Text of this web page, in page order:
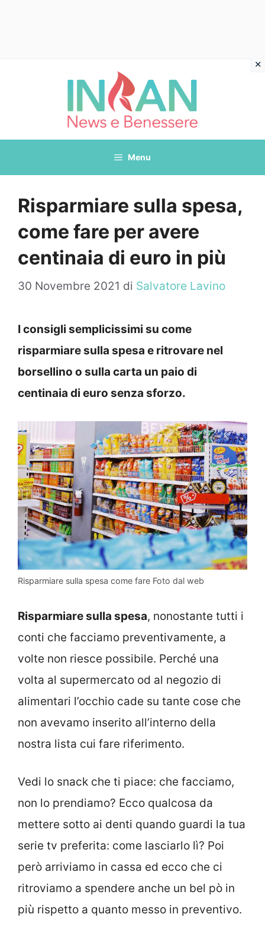
Menu
Risparmiare sulla spesa,
come fare per avere
centinaia di euro in più
30 Novembre 2021 di Salvatore Lavino
I consigli semplicissimi su come
risparmiare sulla spesa e ritrovare nel
borsellino o sulla carta un paio di
centinaia di euro senza sforzo.
Risparmiare sulla spesa come fare Foto dal web
Risparmiare sulla spesa, nonostante tutti i
conti che facciamo preventivamente, a
volte non riesce possibile. Perché una
volta al supermercato od al negozio di
alimentari l’occhio cade su tante cose che
non avevamo inserito all’interno della
nostra lista cui fare riferimento.
Vedi lo snack che ti piace: che facciamo,
non lo prendiamo? Ecco qualcosa da
mettere sotto ai denti quando guardi la tua
serie tv preferita: come lasciarlo lì? Poi
però arriviamo in cassa ed ecco che ci
ritroviamo a spendere anche un bel pò in
più rispetto a quanto messo in preventivo.